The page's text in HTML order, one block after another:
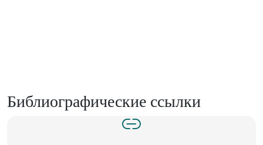
Библиографические ссылки